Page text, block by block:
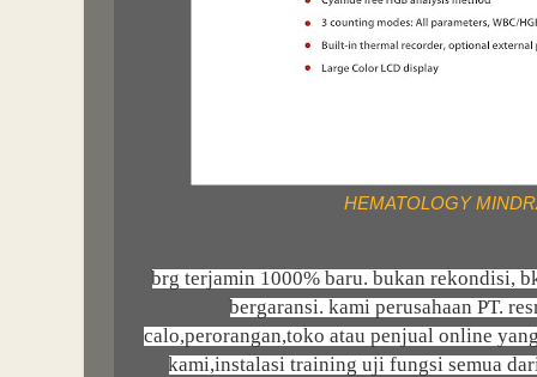
HEMATOLOGY
brg terjamin 1000% baru. bukan rekondisi,
bergaransi. kami perusahaan PT.
calo,perorangan,toko atau penjual online
kami,instalasi training uji fungsi semua